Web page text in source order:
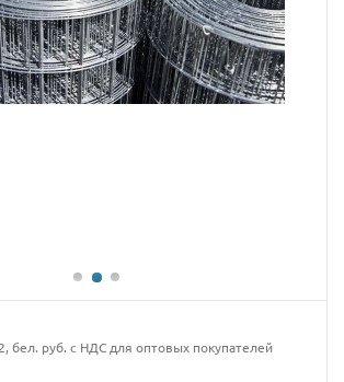
бел. руб. с НДС для оптовых покупателей